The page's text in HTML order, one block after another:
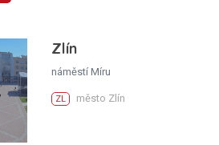
Zlín
náměstí Míru
ZL město Zlín